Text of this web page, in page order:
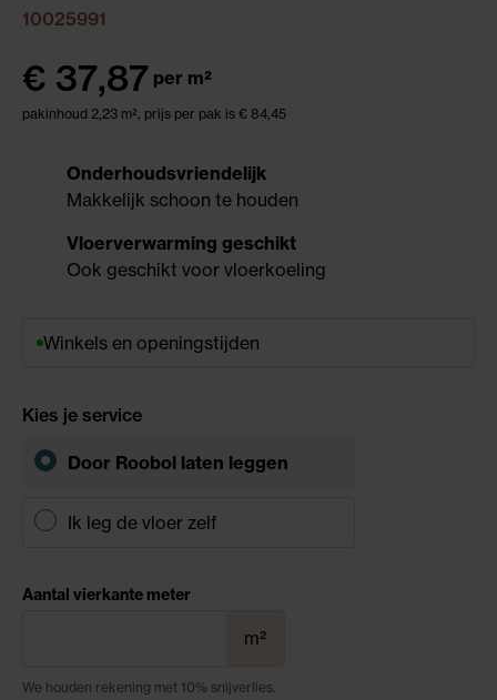
10025991
€ 37,87 per m²
pakinhoud 2,23 m², prijs per pak is € 84,45
Onderhoudsvriendelijk
Makkelijk schoon te houden
Vloerverwarming geschikt
Ook geschikt voor vloerkoeling
Winkels en openingstijden
Kies je service
Door Roobol laten leggen
Ik leg de vloer zelf
Aantal vierkante meter
m²
We houden rekening met 10% snijverlies.